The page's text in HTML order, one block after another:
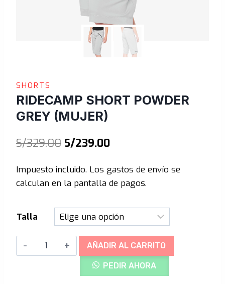
SHORTS
RIDECAMP SHORT POWDER
GREY (MUJER)
S/329.00 El
original
S/329.00.
S/239.00El
actual
S/239.00.
Impuesto incluido. Los gastos de envío se
calculan en la pantalla de pagos.
Talla
Ridecamp
Short
AÑADIR AL CARRITO
PEDIR AHORA